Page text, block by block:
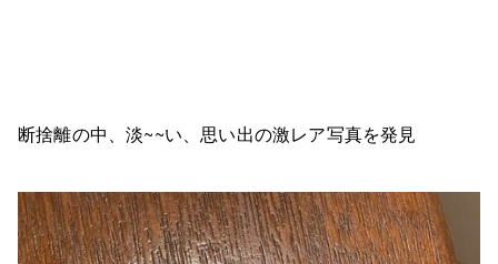
断捨離の中、淡~~い、思い出の激レア写真を発見